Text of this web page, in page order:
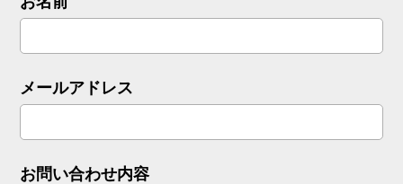
メールアドレス
お問い合わせ内容